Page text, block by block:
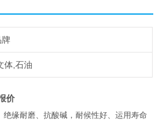
体,石油
价
缘耐磨、抗酸碱，耐候性好、运用寿命